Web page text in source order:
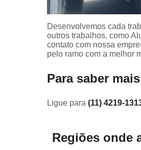
Desenvolvemos cada
outros trabalhos, como
contato com nossa
pelo ramo com a melhor
Para saber
Ligue para (11) 4219-
Regiões onde